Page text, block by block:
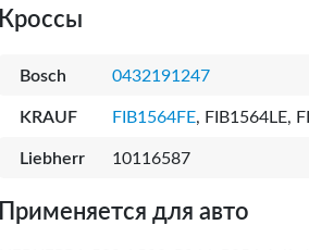
Кроссы
Bosch 0432191247
KRAUF FIB1564FE, FIB1564LE,
Liebherr 10116587
Применяется для авто